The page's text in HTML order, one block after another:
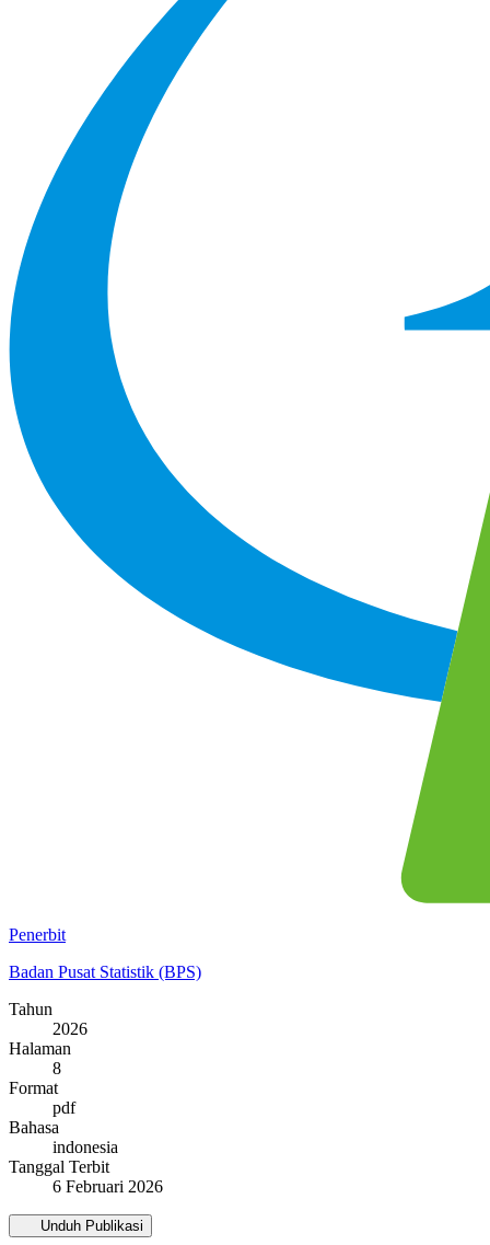
Penerbit
Badan Pusat Statistik (BPS)
Tahun
2026
Halaman
8
Format
pdf
Bahasa
indonesia
Tanggal Terbit
6 Februari 2026
Unduh Publikasi